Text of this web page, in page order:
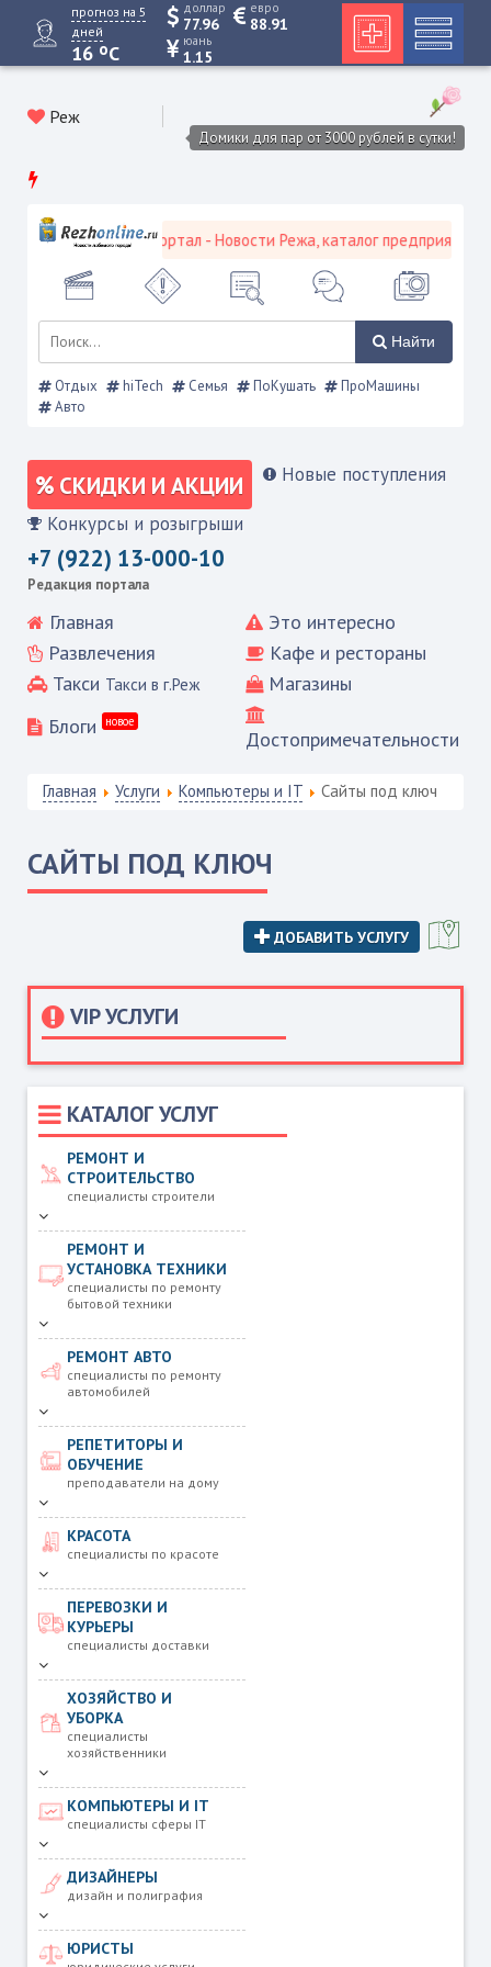
прогноз на 5
дней
16 oC
доллар
77.96
евро
88.91
юань
1.15
Реж
Домики для пар от 3000 рублей в сутки!
городской портал - Новости Режа, каталог предприятий,
Найти
Отдых hiTech Семья ПоКушать
ПроМашины
Авто
СКИДКИ И АКЦИИ Новые поступления
Конкурсы и розыгрыши
+7 (922) 13-000-10
Редакция портала
Главная
Это интересно
Развлечения
Кафе и рестораны
Такси Такси в г.Реж
Магазины
Блоги
новое
Достопримечательности
Главная Услуги Компьютеры и IT Сайты под ключ
VIP УСЛУГИ
КАТАЛОГ УСЛУГ
РЕМОНТ И
СТРОИТЕЛЬСТВО
специалисты строители
РЕМОНТ И
УСТАНОВКА ТЕХНИКИ
специалисты по ремонту
бытовой техники
РЕМОНТ АВТО
специалисты по ремонту
автомобилей
РЕПЕТИТОРЫ И
ОБУЧЕНИЕ
преподаватели на дому
КРАСОТА
специалисты по красоте
ПЕРЕВОЗКИ И
КУРЬЕРЫ
специалисты доставки
ХОЗЯЙСТВО И
УБОРКА
специалисты
хозяйственники
КОМПЬЮТЕРЫ И IT
специалисты сферы IT
ДИЗАЙНЕРЫ
дизайн и полиграфия
ЮРИСТЫ
САЙТЫ ПОД КЛЮЧ
ДОБАВИТЬ УСЛУГУ